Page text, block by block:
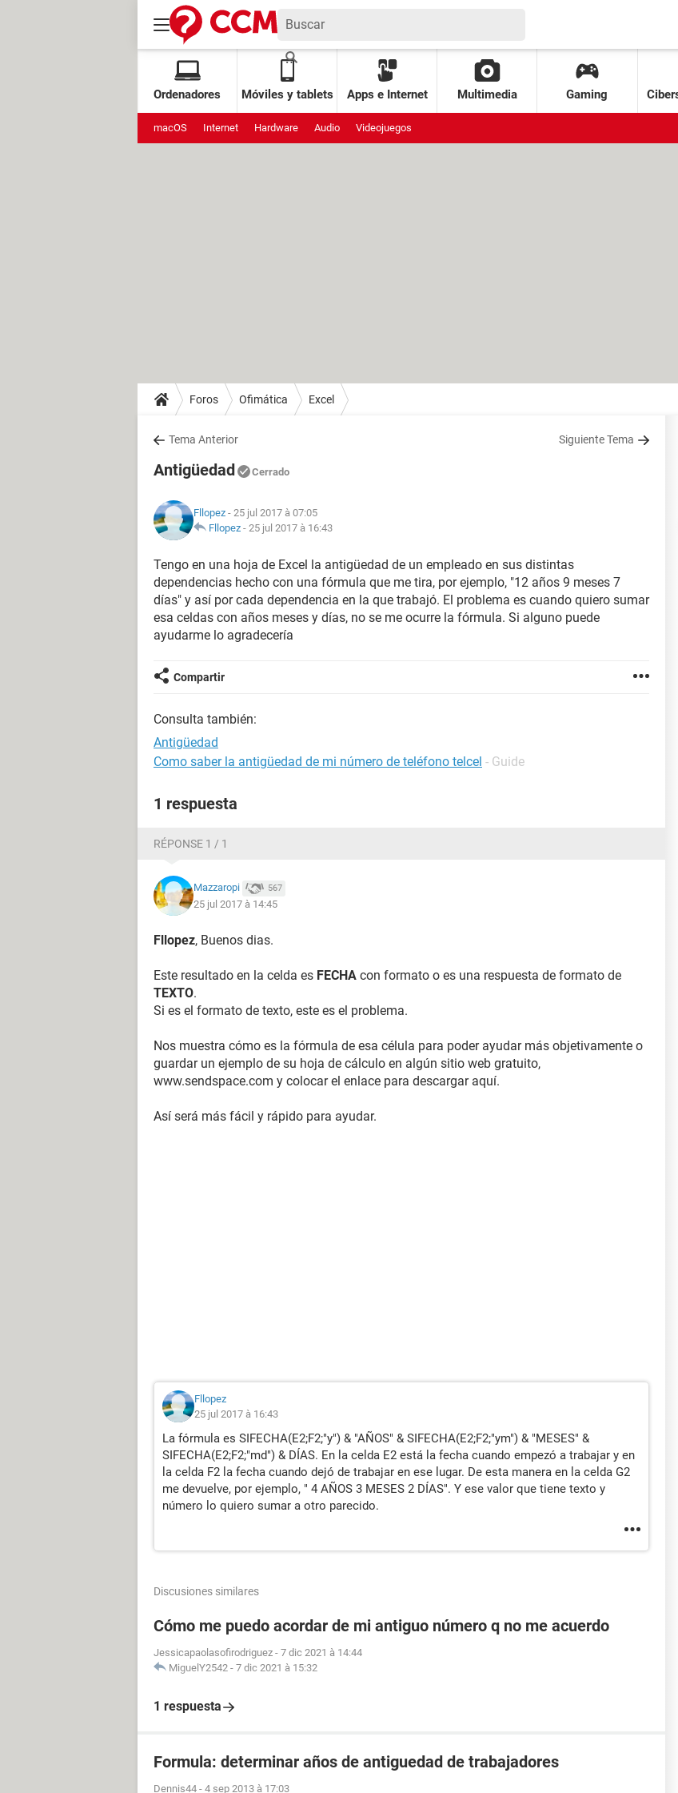
Ordenadores Móviles y tablets Apps e Internet Multimedia Gaming
macOS Internet Hardware Audio Videojuegos
Foros Ofimática Excel
Tema Anterior Siguiente Tema
Antigüedad Cerrado
Fllopez - 25 jul 2017 à 07:05
Fllopez - 25 jul 2017 à 16:43
Tengo en una hoja de Excel la antigüedad de un empleado en sus distintas
dependencias hecho con una fórmula que me tira, por ejemplo, "12 años 9 meses 7
días" y así por cada dependencia en la que trabajó. El problema es cuando quiero sumar
esa celdas con años meses y días, no se me ocurre la fórmula. Si alguno puede
ayudarme lo agradecería
Compartir
Consulta también:
Antigüedad
Como saber la antigüedad de mi número de teléfono telcel - Guide
1 respuesta
RÉPONSE 1 / 1
Mazzaropi 567
25 jul 2017 à 14:45
Fllopez, Buenos dias.
Este resultado en la celda es FECHA con formato o es una respuesta de formato de
TEXTO.
Si es el formato de texto, este es el problema.
Nos muestra cómo es la fórmula de esa célula para poder ayudar más objetivamente o
guardar un ejemplo de su hoja de cálculo en algún sitio web gratuito,
www.sendspace.com y colocar el enlace para descargar aquí.
Así será más fácil y rápido para ayudar.
Fllopez
25 jul 2017 à 16:43
La fórmula es SIFECHA(E2;F2;"y") & "AÑOS" & SIFECHA(E2;F2;"ym") & "MESES" &
SIFECHA(E2;F2;"md") & DÍAS. En la celda E2 está la fecha cuando empezó a trabajar y en
la celda F2 la fecha cuando dejó de trabajar en ese lugar. De esta manera en la celda G2
me devuelve, por ejemplo, " 4 AÑOS 3 MESES 2 DÍAS". Y ese valor que tiene texto y
número lo quiero sumar a otro parecido.
Discusiones similares
Cómo me puedo acordar de mi antiguo número q no me acuerdo
Jessicapaolasofirodriguez - 7 dic 2021 à 14:44
MiguelY2542 - 7 dic 2021 à 15:32
1 respuesta
Formula: determinar años de antiguedad de trabajadores
Dennis44 - 4 sep 2013 à 17:03